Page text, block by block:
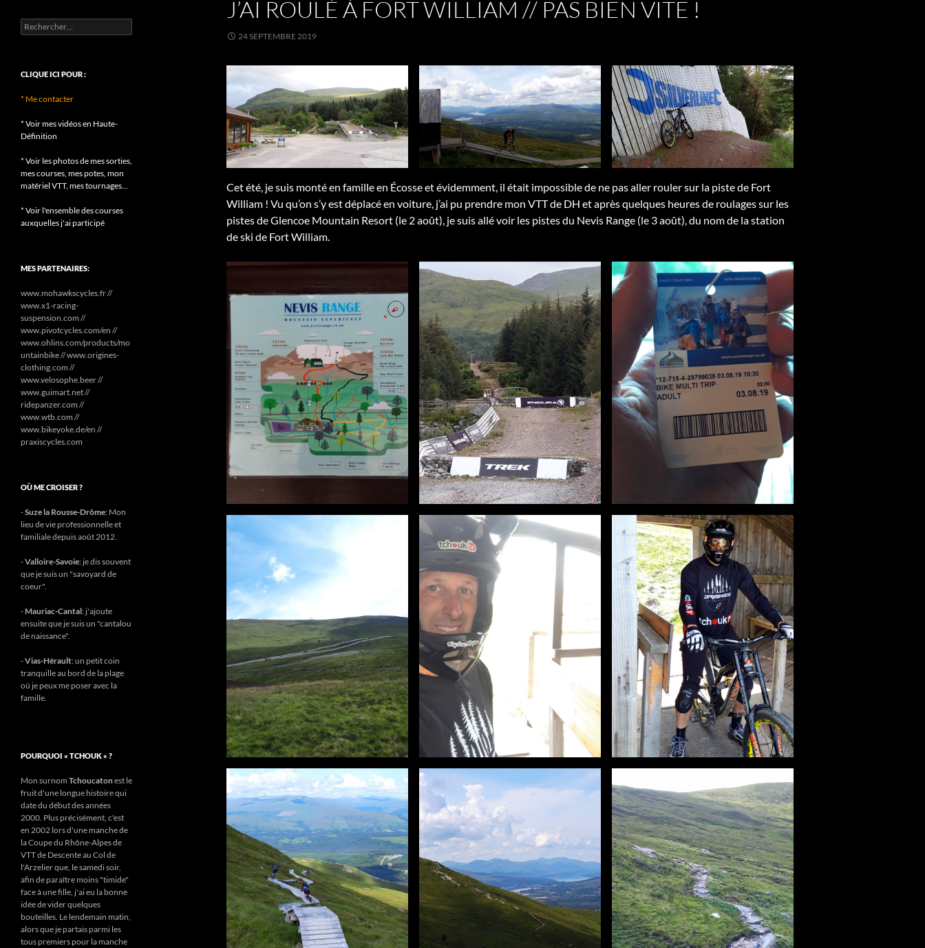
J’AI ROULÉ À FORT WILLIAM // PAS BIEN VITE !
24 SEPTEMBRE 2019
Cet été, je suis monté en famille en Écosse et évidemment, il était impossible de ne pas aller rouler sur la piste de Fort
William ! Vu qu’on s’y est déplacé en voiture, j’ai pu prendre mon VTT de DH et après quelques heures de roulages sur les
pistes de Glencoe Mountain Resort (le 2 août), je suis allé voir les pistes du Nevis Range (le 3 août), du nom de la station
de ski de Fort William.
Rechercher :
CLIQUE ICI POUR :
* Me contacter
* Voir mes vidéos en Haute-
Définition
* Voir les photos de mes sorties,
mes courses, mes potes, mon
matériel VTT, mes tournages...
* Voir l'ensemble des courses
auxquelles j'ai participé
MES PARTENAIRES:
www.mohawkscycles.fr //
www.x1-racing-
suspension.com //
www.pivotcycles.com/en //
www.ohlins.com/products/mo
untainbike // www.origines-
clothing.com //
www.velosophe.beer //
www.guimart.net //
ridepanzer.com //
www.wtb.com //
www.bikeyoke.de/en //
praxiscycles.com
OÙ ME CROISER ?
-Suze la Rousse-Drôme: Mon
lieu de vie professionnelle et
familiale depuis août 2012.
-Valloire-Savoie: je dis souvent
que je suis un "savoyard de
coeur".
- Mauriac-Cantal: j'ajoute
ensuite que je suis un "cantalou
de naissance".
-Vias-Hérault: un petit coin
tranquille au bord de la plage
où je peux me poser avec la
famille.
POURQUOI « TCHOUK » ?
Mon surnom Tchoucatonest le
fruit d'une longue histoire qui
date du début des années
2000. Plus précisément, c'est
en 2002 lors d'une manche de
la Coupe du Rhône-Alpes de
VTT de Descente au Col de
l'Arzelier que, le samedi soir,
afin de paraître moins "timide"
face à une fille, j'ai eu la bonne
idée de vider quelques
bouteilles. Le lendemain matin,
alors que je partais parmi les
tous premiers pour la manche